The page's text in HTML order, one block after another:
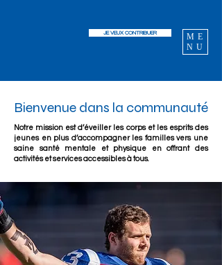
JE VEUX CONTRIBUER
ME
NU
Bienvenue dans la communauté
Notre mission est d’éveiller les corps et les esprits des
jeunes en plus d’accompagner les familles vers une
saine santé mentale et physique en offrant des
activités et services accessibles à tous.